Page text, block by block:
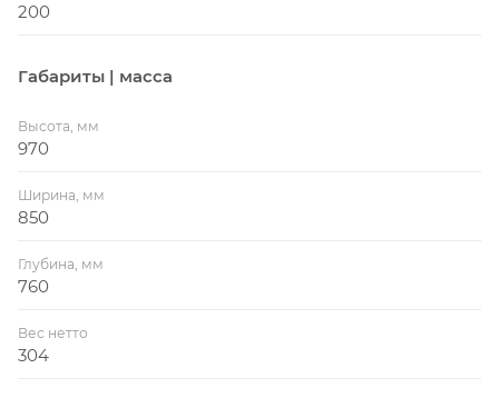
200
Габариты | масса
Высота, мм
970
Ширина, мм
850
Глубина, мм
760
Вес нетто
304